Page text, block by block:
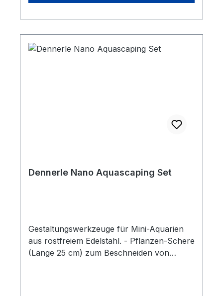
Dennerle Nano Aquascaping Set
Gestaltungswerkzeuge für Mini-Aquarien
aus rostfreiem Edelstahl. - Pflanzen-Schere
(Länge 25 cm) zum Beschneiden von